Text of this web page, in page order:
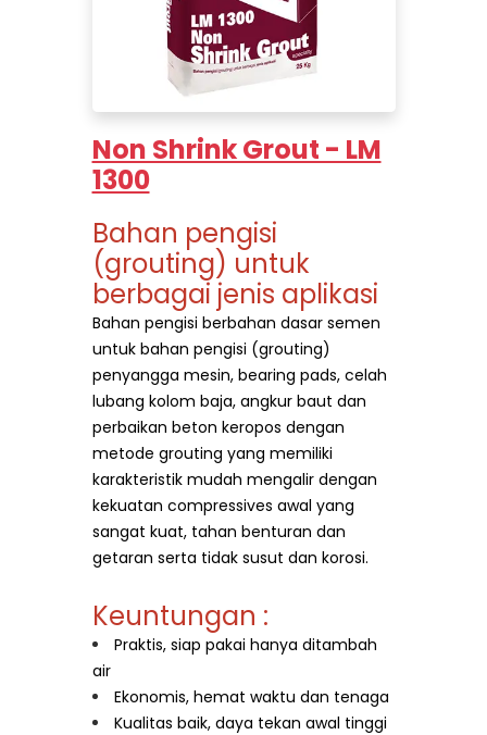
Non Shrink Grout - LM
1300
Bahan pengisi
(grouting) untuk
berbagai jenis aplikasi
Bahan pengisi berbahan dasar semen
untuk bahan pengisi (grouting)
penyangga mesin, bearing pads, celah
lubang kolom baja, angkur baut dan
perbaikan beton keropos dengan
metode grouting yang memiliki
karakteristik mudah mengalir dengan
kekuatan compressives awal yang
sangat kuat, tahan benturan dan
getaran serta tidak susut dan korosi.
Keuntungan :
Praktis, siap pakai hanya ditambah
air
Ekonomis, hemat waktu dan tenaga
Kualitas baik, daya tekan awal tinggi